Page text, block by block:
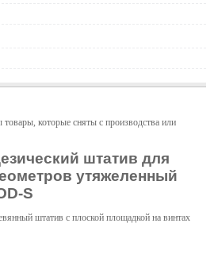
товары, которые сняты с производства или
штатив для
утяжеленный
S
штатив с плоской площадкой на винтах